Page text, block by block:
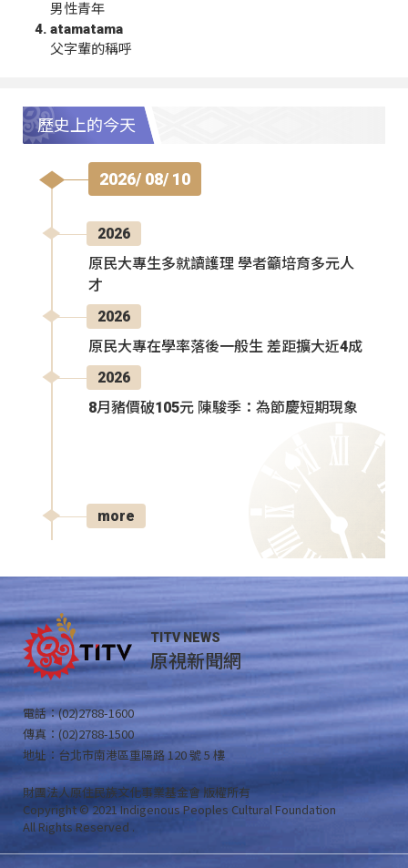
男性青年
atamatama
父字輩的稱呼
歷史上的今天
2026/ 08/ 10
2026
原民大專生多就讀護理 學者籲培育多元人
才
2026
原民大專在學率落後一般生 差距擴大近4成
2026
8月豬價破105元 陳駿季：為節慶短期現象
more
TITV NEWS
原視新聞網
電話：(02)2788-1600
傳真：(02)2788-1500
地址：台北市南港區重陽路 120 號 5 樓
財團法人原住民族文化事業基金會 版權所有
Copyright © 2021 Indigenous Peoples Cultural Foundation
All Rights Reserved .